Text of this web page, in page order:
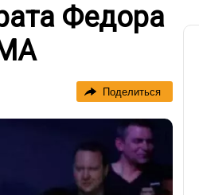
Федора
Поделиться